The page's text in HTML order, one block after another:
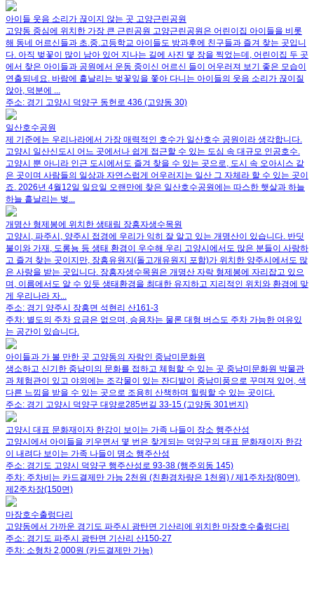
아이들 웃음 소리가 끊이지 않는 곳 고양근린공원
고양동 중심에 위치한 가장 큰 근린공원 고양근린공원은 어린이집 아이들을 비롯
해 동네 어르신들과 초.중.고등학교 아이들도 방과후에 친구들과 즐겨 찾는 곳입니
다. 아직 벚꽃이 많이 남아 있어 지나는 길에 사진 몇 장을 찍었는데, 어린이집 두 곳
에서 찾은 아이들과 공원에서 운동 중이신 어르신 들이 어우러져 보기 좋은 모습이
연출되네요. 바람에 흩날리는 벚꽃잎을 쫓아 다니는 아이들의 웃음 소리가 끊이질
않아, 덕분에 ...
주소: 경기 고양시 덕양구 동헌로 436 (고양동 30)
일산호수공원
제 기준에는 우리나라에서 가장 매력적인 호수가 일산호수 공원이라 생각합니다.
고양시 일산신도시 어느 곳에서나 쉽게 접근할 수 있는 도심 속 대규모 인공호수.
고양시 뿐 아니라 인근 도시에서도 즐겨 찾을 수 있는 곳으로, 도시 속 오아시스 같
은 곳이며 사람들의 일상과 자연스럽게 어우러지는 일산 그 자체라 할 수 있는 곳이
죠. 2026년 4월12일 일요일 오랜만에 찾은 일산호수공원에는 따스한 햇살과 하늘
하늘 흩날리는 벚...
개명산 형제봉에 위치한 생태림 장흥자생수목원
고양시, 파주시, 양주시 접경에 우리가 익히 잘 알고 있는 개명산이 있습니다. 반딧
불이와 가재, 도롱뇽 등 생태 환경이 우수해 우리 고양시에서도 많은 분들이 사랑하
고 즐겨 찾는 곳이지만, 장흥유원지(돌고개유원지 포함)가 위치한 양주시에서도 많
은 사랑을 받는 곳입니다. 장흥자생수목원은 개명산 자락 형제봉에 자리잡고 있으
며, 이름에서도 알 수 있듯 생태환경을 최대한 유지하고 지리적인 위치와 환경에 맞
게 우리나라 자...
주소: 경기 양주시 장흥면 석현리 산161-3
주차: 별도의 주차 요금은 없으며, 승용차는 물론 대형 버스도 주차 가능한 여유있
는 공간이 있습니다.
아이들과 가 볼 만한 곳 고양동의 자랑인 중남미문화원
생소하고 신기한 중남미의 문화를 접하고 체험할 수 있는 곳 중남미문화원 박물관
과 체험관이 있고 야외에는 조각물이 있는 잔디밭이 중남미풍으로 꾸며져 있어, 색
다른 느낌을 받을 수 있는 곳으로 조용히 산책하며 힐링할 수 있는 곳이다.
주소: 경기 고양시 덕양구 대양로285번길 33-15 (고양동 301번지)
고양시 대표 문화재이자 한강이 보이는 가족 나들이 장소 행주산성
고양시에서 아이들을 키우면서 몇 번은 찾게되는 덕양구의 대표 문화재이자 한강
이 내려다 보이는 가족 나들이 명소 행주산성
주소: 경기도 고양시 덕양구 행주산성로 93-38 (행주외동 145)
주차: 주차비는 카드결제만 가능 2천원 (친환경차량은 1천원) / 제1주차장(80면),
제2주차장(150면)
마장호수출렁다리
고양동에서 가까운 경기도 파주시 광탄면 기산리에 위치한 마장호수출렁다리
주소: 경기도 파주시 광탄면 기산리 산150-27
주차: 소형차 2,000원 (카드결제만 가능)